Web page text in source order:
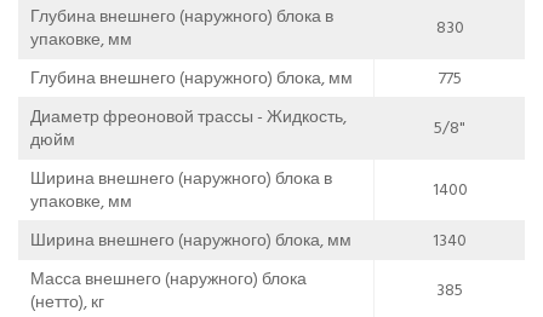
Глубина внешнего (наружного) блока в
упаковке, мм
830
Глубина внешнего (наружного) блока, мм
775
Диаметр фреоновой трассы - Жидкость,
дюйм
5/8"
Ширина внешнего (наружного) блока в
упаковке, мм
1400
Ширина внешнего (наружного) блока, мм
1340
Масса внешнего (наружного) блока
(нетто), кг
385